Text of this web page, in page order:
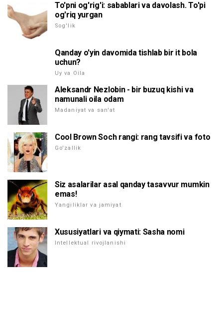
To'pni og'rig'i: sabablari va davolash. To'pi
og'riq yurgan
Sog'lik
Qanday o'yin davomida tishlab bir it bola
uchun?
Uy va Oila
Aleksandr Nezlobin - bir buzuq kishi va
namunali oila odam
Madaniyat va san'at
Cool Brown Soch rangi: rang tavsifi va foto
Go'zallik
Siz asalarilar asal qanday tasavvur mumkin
emas!
Yangiliklar va jamiyat
Xususiyatlari va qiymati: Sasha nomi
Intellektual rivojlanishi